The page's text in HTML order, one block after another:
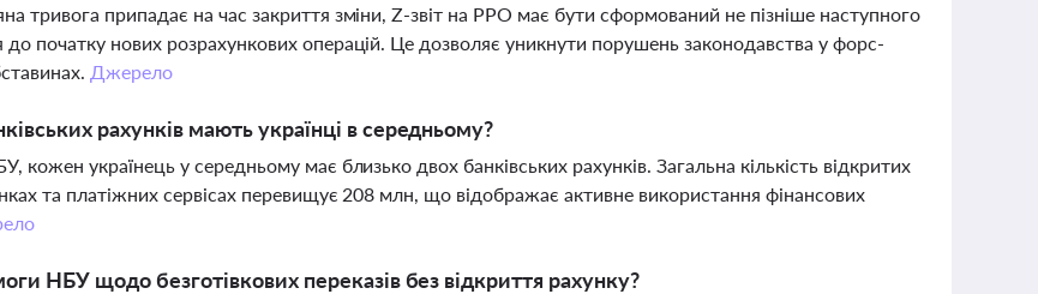
тривога припадає на час закриття зміни, Z-звіт на РРО має бути сформований не пізніше наступного
до початку нових розрахункових операцій. Це дозволяє уникнути порушень законодавства у форс-
Джерело
рахунків мають українці в середньому?
кожен українець у середньому має близько двох банківських рахунків. Загальна кількість відкритих
та платіжних сервісах перевищує 208 млн, що відображає активне використання фінансових
НБУ щодо безготівкових переказів без відкриття рахунку?